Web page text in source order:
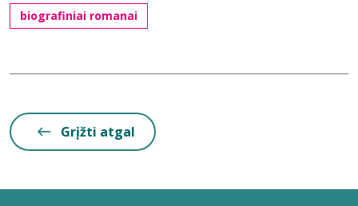
biografiniai romanai
Grįžti atgal